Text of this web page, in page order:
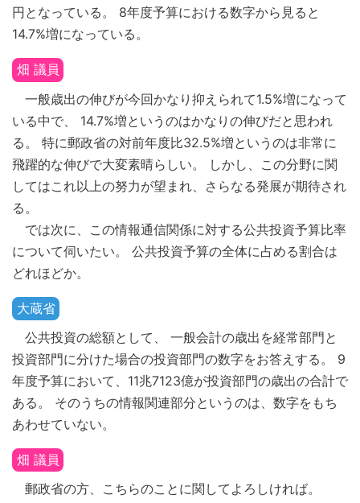
円となっている。 8年度予算における数字から見ると
14.7%増になっている。
畑 議員
一般歳出の伸びが今回かなり抑えられて1.5%増になって
いる中で、 14.7%増というのはかなりの伸びだと思われ
る。 特に郵政省の対前年度比32.5%増というのは非常に
飛躍的な伸びで大変素晴らしい。 しかし、この分野に関
してはこれ以上の努力が望まれ、さらなる発展が期待され
る。
では次に、この情報通信関係に対する公共投資予算比率
について伺いたい。 公共投資予算の全体に占める割合は
どれほどか。
大蔵省
公共投資の総額として、 一般会計の歳出を経常部門と
投資部門に分けた場合の投資部門の数字をお答えする。 9
年度予算において、11兆7123億が投資部門の歳出の合計で
ある。 そのうちの情報関連部分というのは、数字をもち
あわせていない。
畑 議員
郵政省の方、こちらのことに関してよろしければ。